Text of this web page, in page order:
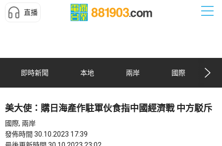
直播
即時新聞 本地 兩岸 國際
美大使：購日海產作駐軍伙食指中國經濟戰 中方駁斥
國際, 兩岸
發佈時間 30.10.2023 17:39